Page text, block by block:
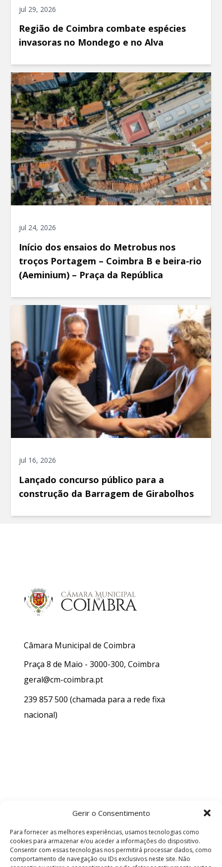
Gerir o Consentimento
Para fornecer as melhores experiências, usamos tecnologias como
cookies para armazenar e/ou aceder a informações do dispositivo.
Consentir com essas tecnologias nos permitirá processar dados, como
comportamento de navegação ou IDs exclusivos neste site. Não
jul 29, 2026
Região de Coimbra combate espécies
invasoras no Mondego e no Alva
jul 24, 2026
Início dos ensaios do Metrobus nos
troços Portagem – Coimbra B e beira-rio
(Aeminium) – Praça da República
jul 16, 2026
Lançado concurso público para a
construção da Barragem de Girabolhos
Câmara Municipal de Coimbra
Praça 8 de Maio - 3000-300, Coimbra
geral@cm-coimbra.pt
239 857 500 (chamada para a rede fixa
nacional)